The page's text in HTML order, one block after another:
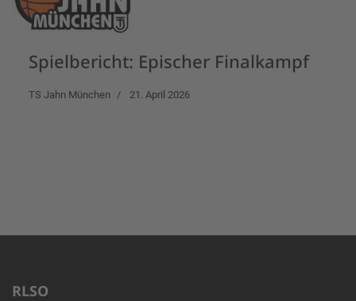
Spielbericht: Epischer Finalkampf
TS Jahn München 21. April 2026
RLSO